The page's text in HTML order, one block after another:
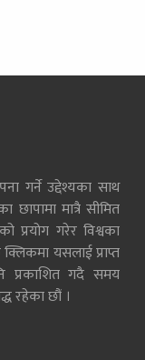
गर्ने उद्देश्यका साथ
छापामा मात्रै सीमित
प्रयोग गरेर विश्वका
यसलाई प्राप्त
प्रकाशित गदै समय
रहेका छौं ।